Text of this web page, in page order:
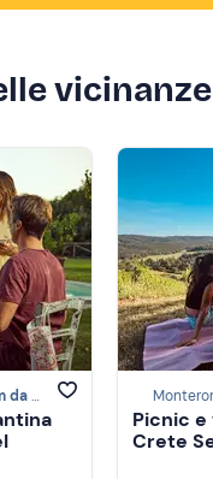
vicinanze
Siena
Picnic
Crete